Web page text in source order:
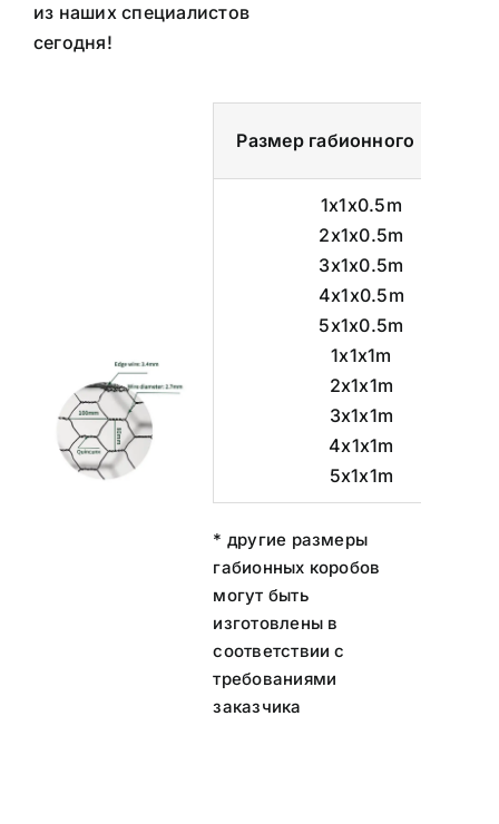
из наших специалистов
сегодня!
Размер габионного короба
1x1x0.5m
2x1x0.5m
3x1x0.5m
4x1x0.5m
5x1x0.5m
1x1x1m
2x1x1m
3x1x1m
4x1x1m
5x1x1m
* другие размеры
габионных коробов
могут быть
изготовлены в
соответствии с
требованиями
заказчика